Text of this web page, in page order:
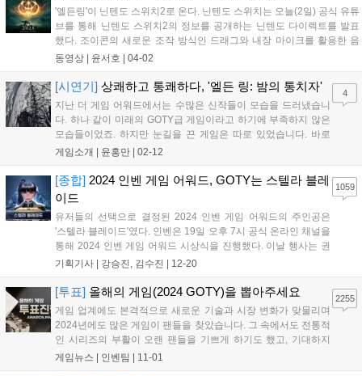
'엘든링'이 닌텐도 스위치2로 온다. 닌텐도 스위치는 오늘(2일) 공식 유튜
브를 통해 닌텐도 스위치2의 정보를 공개하는 닌텐도 다이렉트를 발표
했다. 조이콘의 새로운 조작 방식인 드래그와 내장 마이크를 활용한 음
성 인식, 채팅 그리고 4K와 120FPS 지원 등 닌텐도 스위치2의 사양을
할...
동영상 | 윤서호 | 04-02
[시연기] 상쾌하고 통쾌하다, '엘든 링: 밤의 통치자'
지난 더 게임 어워드에서는 수많은 신작들이 모습을 드러냈습니
다. 하나 같이 미래의 GOTY급 게임이라고 하기에 부족하지 않은
모습들이었죠. 하지만 눈길을 끈 게임은 따로 있었습니다. 바로
'엘든 링: 밤의 통치자(이하 밤의 통치자)'가 그 주인공입니다.
특이했지만, 그 이상으로 눈길을 끌었던 건...
게임소개 | 윤홍만 | 02-12
4
[종합] 2024 인벤 게임 어워드, GOTY는 스텔라 블레
이드
유저들의 선택으로 결정된 2024 인벤 게임 어워드의 주인공은
'스텔라 블레이드'였다. 인벤은 19일 오후 7시 공식 온라인 채널을
통해 2024 인벤 게임 어워드 시상식을 진행했다. 이날 행사는 권
이슬 아나운서, 인플루언서 인간젤리, 인벤 김수진 기자가 총 13
워드는 올해 비경쟁 부문 '...
기획기사 | 강승진, 김수진 | 12-20
1059
[투표] 올해의 게임(2024 GOTY)을 뽑아주세요
게임 업계에도 본격적으로 새로운 기술과 시장 변화가 맞물리며
2024년에도 많은 게임이 팬들을 찾았습니다. 그 속에서도 전통적
인 시리즈의 부활이 오랜 팬들을 기쁘게 하기도 했고, 기대하지
못했던 신작이 깜짝 흥행을 거두기도 했습니다. 특히 일본은 물론
게임뉴스 | 인벤팀 | 11-01
2255